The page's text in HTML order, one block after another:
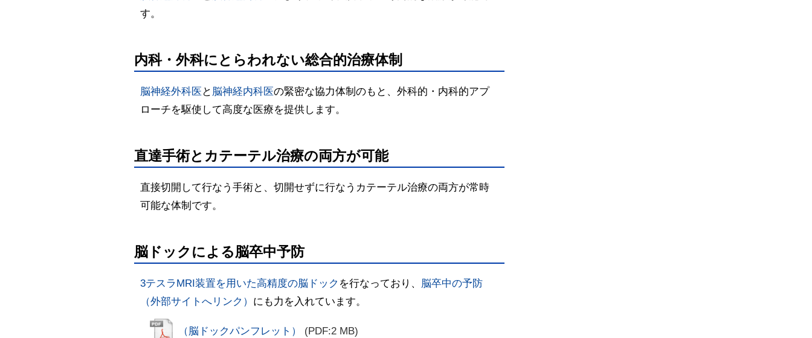
す。
内科・外科にとらわれない総合的治療体制
脳神経外科医 と 脳神経内科医の緊密な協力体制のもと、外科的・内科的アプ
ローチを駆使して高度な医療を提供します。
直達手術とカテーテル治療の両方が可能
直接切開して行なう手術と、切開せずに行なうカテーテル治療の両方が常時
可能な体制です。
脳ドックによる脳卒中予防
3テスラMRI装置を用いた高精度の脳ドック を行なっており、
脳卒中の予防
（外部サイトへリンク） にも力を入れています。
（脳ドックパンフレット） (PDF:2 MB)